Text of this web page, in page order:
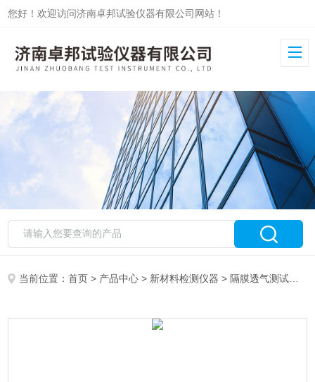
您好！欢迎访问济南卓邦试验仪器有限公司网站！
当前位置：首页 > 产品中心 > 新材料检测仪器 > 隔膜透气测试仪